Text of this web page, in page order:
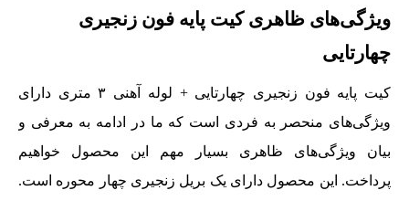
ویژگی‌های ظاهری کیت پایه فون زنجیری
چهارتایی
کیت پایه فون زنجیری چهارتایی + لوله آهنی ٣ متری دارای
ویژگی‌های منحصر به فردی است که ما در ادامه به معرفی و
بیان ویژگی‌های ظاهری بسیار مهم این محصول خواهیم
پرداخت. این محصول دارای یک بریل زنجیری چهار محوره است.